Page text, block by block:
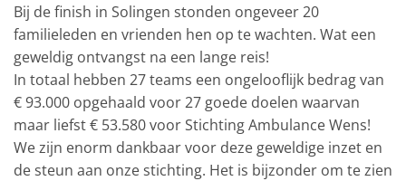
Bij de finish in Solingen stonden ongeveer 20
familieleden en vrienden hen op te wachten. Wat een
geweldig ontvangst na een lange reis!
In totaal hebben 27 teams een ongelooflijk bedrag van
€ 93.000 opgehaald voor 27 goede doelen waarvan
maar liefst € 53.580 voor Stichting Ambulance Wens!
We zijn enorm dankbaar voor deze geweldige inzet en
de steun aan onze stichting. Het is bijzonder om te zien